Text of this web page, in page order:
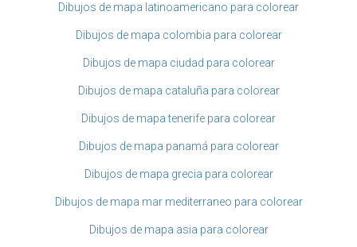
Dibujos de mapa latinoamericano para colorear
Dibujos de mapa colombia para colorear
Dibujos de mapa ciudad para colorear
Dibujos de mapa cataluña para colorear
Dibujos de mapa tenerife para colorear
Dibujos de mapa panamá para colorear
Dibujos de mapa grecia para colorear
Dibujos de mapa mar mediterraneo para colorear
Dibujos de mapa asia para colorear